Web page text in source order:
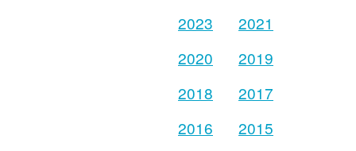
2023
2021
2020
2019
2018
2017
2016
2015